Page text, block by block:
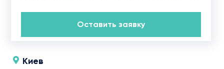
Оставить заявку
Киев